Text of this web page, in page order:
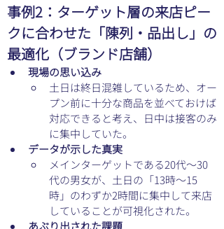
事例2：ターゲット層の来店ピー
クに合わせた「陳列・品出し」の
最適化（ブランド店舗）
現場の思い込み
土日は終日混雑しているため、オー
プン前に十分な商品を並べておけば
対応できると考え、日中は接客のみ
に集中していた。
データが示した真実
メインターゲットである20代〜30
代の男女が、土日の「13時〜15
時」のわずか2時間に集中して来店
していることが可視化された。
あぶり出された課題